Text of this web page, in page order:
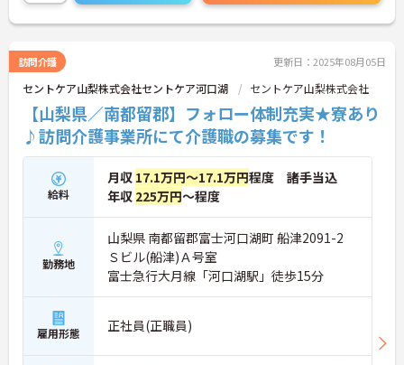
訪問介護 更新日：2025年08月05日
セントケア山梨株式会社セントケア河口湖 セントケア山梨株式会社
【山梨県／南都留郡】フォロー体制充実★寮あり
♪訪問介護事業所にて介護職の募集です！
給料
月収 17.1万円～17.1万円程度 諸手当込
年収 225万円～程度
勤務地
山梨県 南都留郡富士河口湖町 船津2091-2
Ｓビル(船津)Ａ号室
富士急行大月線「河口湖駅」徒歩15分
雇用形態 正社員(正職員)